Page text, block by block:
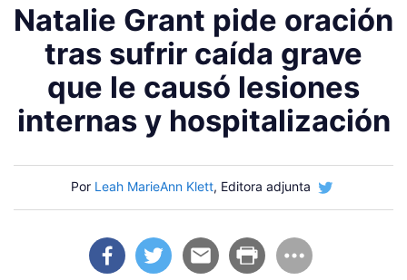
Natalie Grant pide oración
tras sufrir caída grave
que le causó lesiones
internas y hospitalización
Por Leah MarieAnn Klett, Editora adjunta